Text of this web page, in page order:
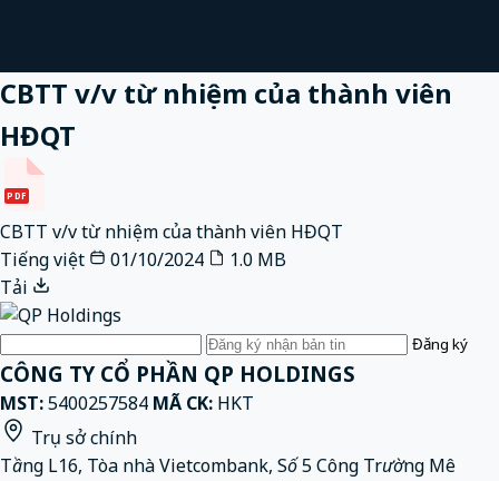
CBTT v/v từ nhiệm của thành viên
HĐQT
PDF
CBTT v/v từ nhiệm của thành viên HĐQT
Tiếng việt
01/10/2024
1.0 MB
Tải
Email Đăng ký
CÔNG TY CỔ PHẦN QP HOLDINGS
MST:5400257584 MÃ CK: HKT
Trụ sở chính
Tầng L16, Tòa nhà Vietcombank, Số 5 Công Trường Mê